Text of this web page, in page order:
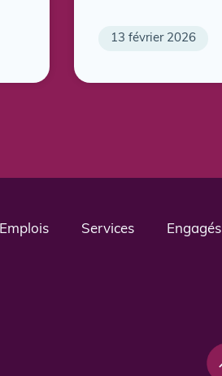
13 février 2026
Emplois Services Engagés